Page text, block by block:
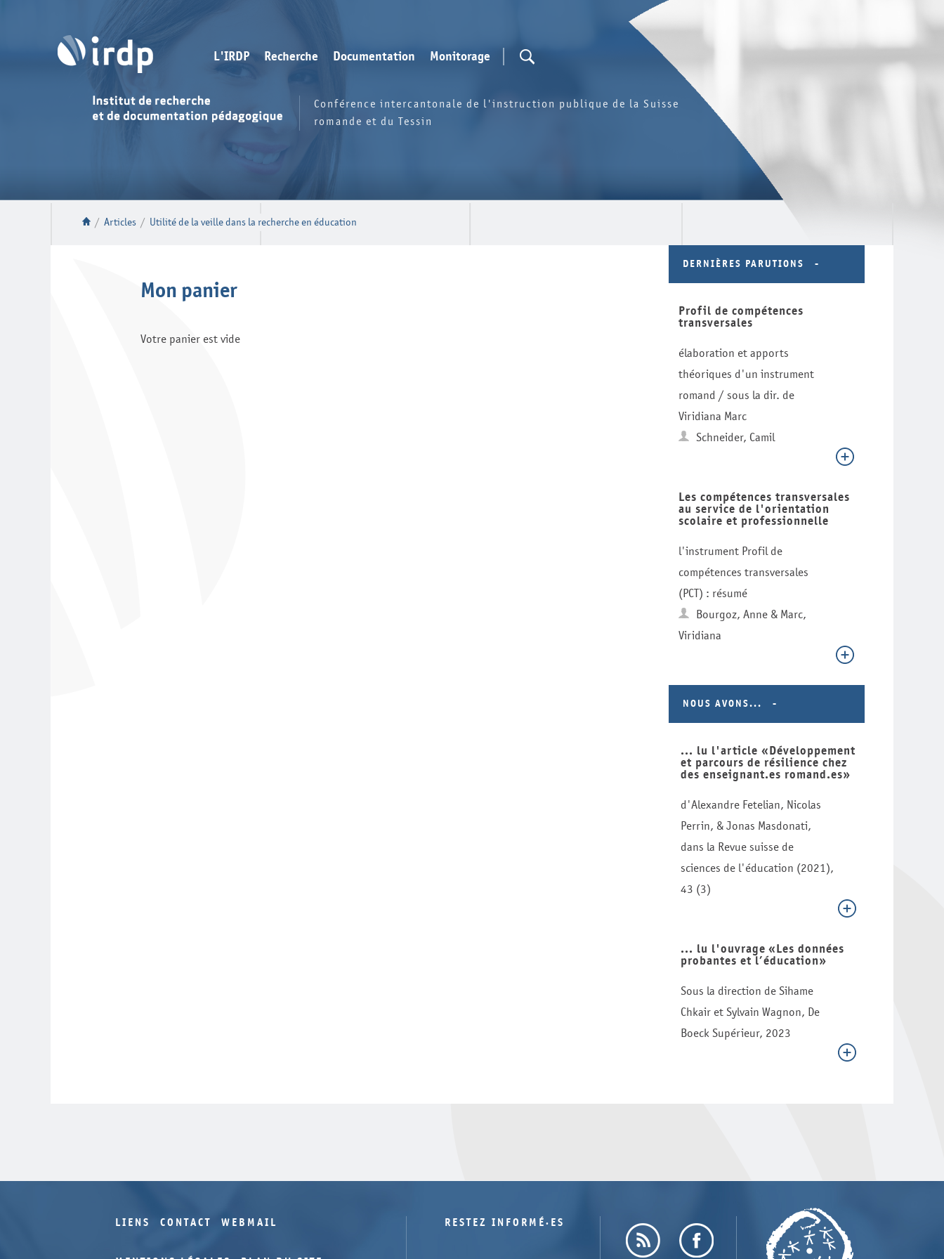
L'IRDP Recherche Documentation Monitorage
Conférence intercantonale de l'instruction publique de la Suisse
romande et du Tessin
/ Articles / Utilité de la veille dans la recherche en éducation
Mon panier
Votre panier est vide
DERNIÈRES PARUTIONS
Profil de compétences
transversales
élaboration et apports
théoriques d'un instrument
romand / sous la dir. de
Viridiana Marc
Schneider, Camil
Les compétences transversales
au service de l'orientation
scolaire et professionnelle
l'instrument Profil de
compétences transversales
(PCT) : résumé
Bourgoz, Anne & Marc,
Viridiana
NOUS AVONS...
... lu l'article «Développement
et parcours de résilience chez
des enseignant.es romand.es»
d'Alexandre Fetelian, Nicolas
Perrin, & Jonas Masdonati,
dans la Revue suisse de
sciences de l'éducation (2021),
43 (3)
... lu l'ouvrage «Les données
probantes et l’éducation»
Sous la direction de Sihame
Chkair et Sylvain Wagnon, De
Boeck Supérieur, 2023
LIENS CONTACT WEBMAIL RESTEZ INFORMÉ·ES